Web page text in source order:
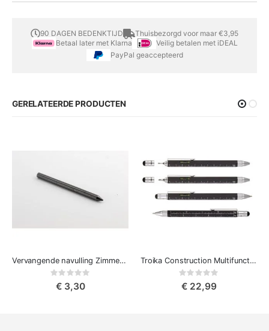
90 DAGEN BEDENKTIJD
Thuisbezorgd voor maar €3,95
Betaal later met Klarna
Veilig betalen met iDEAL
PayPal geaccepteerd
GERELATEERDE PRODUCTEN
Vervangende navulling Zimmerman
Rating:
€ 3,30
Troika Construction Multifunctionele Pen
Rating:
€ 22,99